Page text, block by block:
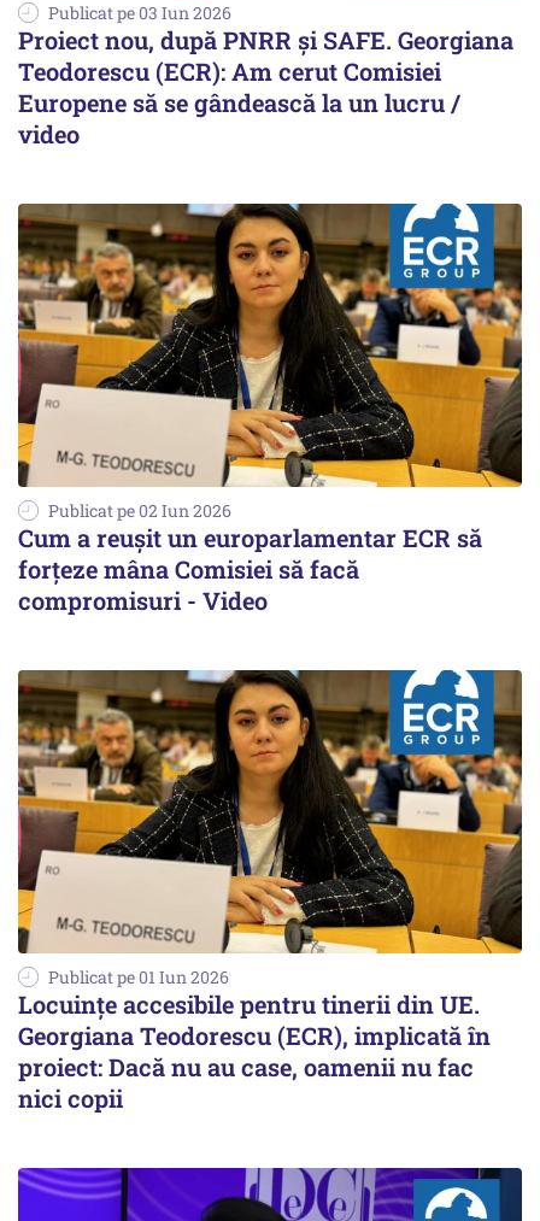
Publicat pe 03 Iun 2026
Proiect nou, după PNRR și SAFE. Georgiana
Teodorescu (ECR): Am cerut Comisiei
Europene să se gândească la un lucru /
video
Publicat pe 02 Iun 2026
Cum a reușit un europarlamentar ECR să
forțeze mâna Comisiei să facă
compromisuri - Video
Publicat pe 01 Iun 2026
Locuințe accesibile pentru tinerii din UE.
Georgiana Teodorescu (ECR), implicată în
proiect: Dacă nu au case, oamenii nu fac
nici copii